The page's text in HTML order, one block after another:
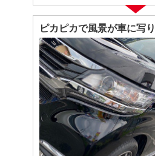
ピカピカで風景が車に写